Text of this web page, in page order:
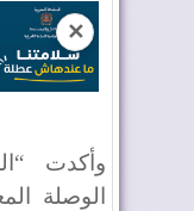
✕
وأكدت
الوصلة